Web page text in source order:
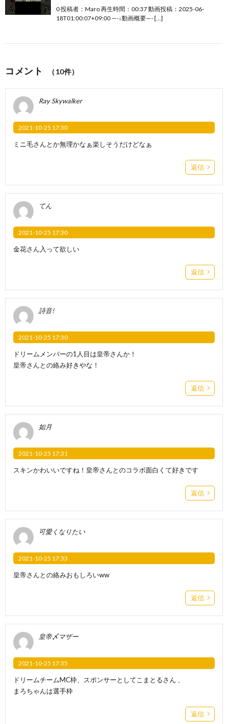
0 投稿者：Maro 再生時間：00:37 動画投稿：2025-06-
18T01:00:07+09:00 —-↓動画概要—- […]
コメント （10件）
Ray Skywalker
2021-10-25 17:30
ミニ毛さんとか無理かなぁ楽しそうだけどなぁ
返信
てん
2021-10-25 17:30
金花さん入って欲しい
返信
詩音!
2021-10-25 17:30
ドリームメンバーの1人目は皇帝さんか！
皇帝さんとの絡み好きやな！
返信
如月
2021-10-25 17:31
スキンかわいいですね！皇帝さんとのコラボ面白くて好きです
返信
可愛くなりたい
2021-10-25 17:33
皇帝さんとの絡みおもしろいww
返信
皇帝〆マザー
2021-10-25 17:35
ドリームチームMC枠、スポンサーとしてこまとるさん 、
まろちゃんは選手枠
返信